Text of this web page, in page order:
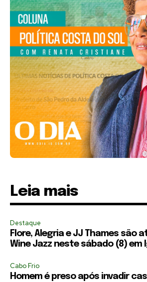
Leia mais
Destaque
Flore, Alegria e JJ Thames são
Wine Jazz neste sábado (8) em
Cabo Frio
Homem é preso após invadir